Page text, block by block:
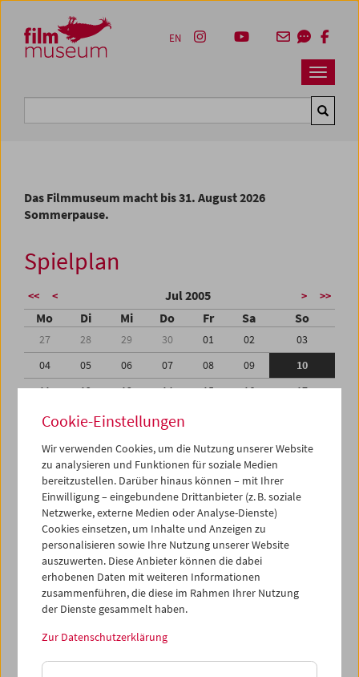
Zum Inhalt
Zum Hauptmenü
Zur Servicenavigation
Zum Suche
Navbar
EN
Das Filmmuseum macht bis 31. August 2026
Sommerpause.
Spielplan
<< < Jul 2005 > >>
Mo Di Mi Do Fr Sa So
27 28 29 30 01 02
03
04
05 06 07 08 09
10
11
12 13 14 15 16
17
18
19 20 21
25
27 29
31
01
02 03 04 05 06
iCalender
Programmheft-PDF
English language or subtitles
< Vorherige Woche
Mo 4.7.
Cookie-Einstellungen
Wir verwenden Cookies, um die Nutzung unserer Website
zu analysieren und Funktionen für soziale Medien
bereitzustellen. Darüber hinaus können – mit Ihrer
Einwilligung – eingebundene Drittanbieter (z. B. soziale
Netzwerke, externe Medien oder Analyse-Dienste)
Cookies einsetzen, um Inhalte und Anzeigen zu
personalisieren sowie Ihre Nutzung unserer Website
auszuwerten. Diese Anbieter können die dabei
erhobenen Daten mit weiteren Informationen
zusammenführen, die diese im Rahmen Ihrer Nutzung
der Dienste gesammelt haben.
Zur Datenschutzerklärung